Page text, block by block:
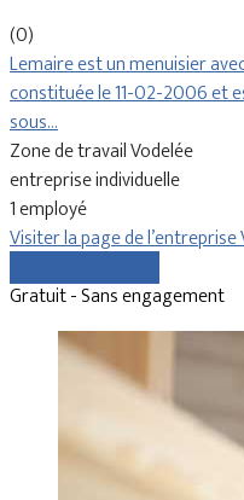
(0)
Lemaire est un menuisier
constituée le 11-02-2006 et
sous…
Zone de travail Vodelée
entreprise individuelle
1 employé
Visiter la page de l’entreprise
Gratuit - Sans engagement